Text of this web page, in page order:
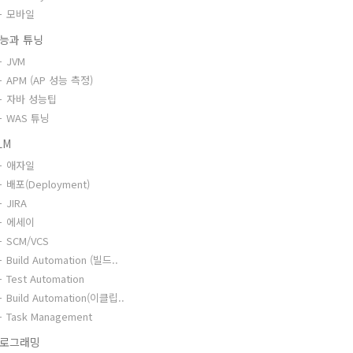
모바일
과 튜닝
JVM
APM (AP 성능 측정)
자바 성능팁
WAS 튜닝
애자일
배포(Deployment)
JIRA
에세이
SCM/VCS
Build Automation (빌드..
Test Automation
Build Automation(이클립..
Task Management
그래밍